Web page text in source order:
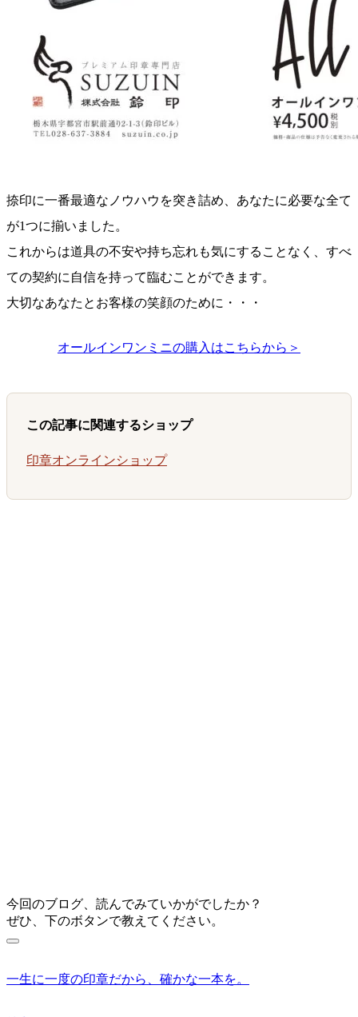
捺印に一番最適なノウハウを突き詰め、あなたに必要な全て
が1つに揃いました。
これからは道具の不安や持ち忘れも気にすることなく、すべ
ての契約に自信を持って臨むことができます。
大切なあなたとお客様の笑顔のために・・・
オールインワンミニの購入はこちらから＞
この記事に関連するショップ
印章オンラインショップ
今回のブログ、読んでみていかがでしたか？
ぜひ、下のボタンで教えてください。
一生に一度の印章だから、確かな一本を。